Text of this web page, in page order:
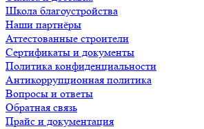
Школа благоустройства
Наши партнёры
Аттестованные строители
Сертификаты и документы
Политика конфиденциальности
Антикоррупционная политика
Вопросы и ответы
Обратная связь
Прайс и документация